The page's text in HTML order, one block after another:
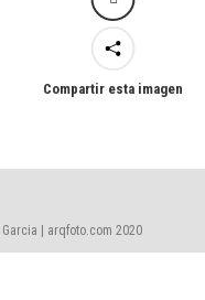
Compartir esta imagen
| arqfoto.com 2020